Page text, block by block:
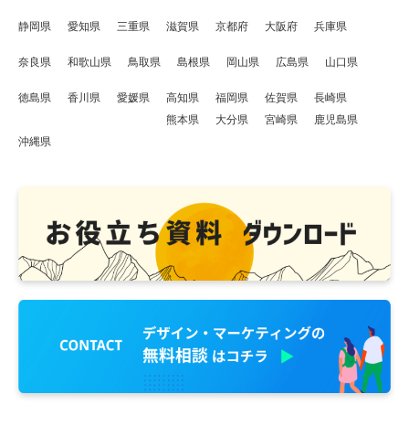
静岡県 愛知県 三重県 滋賀県 京都府 大阪府 兵庫県
奈良県 和歌山県 鳥取県 島根県 岡山県 広島県 山口県
徳島県 香川県 愛媛県 高知県 福岡県 佐賀県
長崎県
熊本県
大分県 宮崎県
鹿児島県
沖縄県